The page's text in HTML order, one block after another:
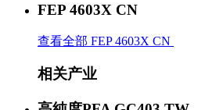
FEP 4603X CN
查看全部 FEP 4603X CN
相关产业